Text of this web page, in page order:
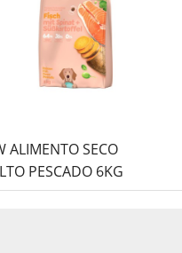
ALIMENTO SECO
PESCADO 6KG